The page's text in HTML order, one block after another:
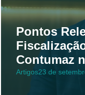
Pontos
Contumaz
Artigos23 de